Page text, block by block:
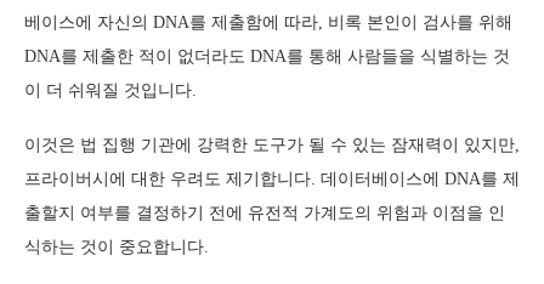
베이스에 자신의 DNA를 제출함에 따라, 비록 본인이 검사를 위해
DNA를 제출한 적이 없더라도 DNA를 통해 사람들을 식별하는 것
이 더 쉬워질 것입니다.
이것은 법 집행 기관에 강력한 도구가 될 수 있는 잠재력이 있지만,
프라이버시에 대한 우려도 제기합니다. 데이터베이스에 DNA를 제
출할지 여부를 결정하기 전에 유전적 가계도의 위험과 이점을 인
식하는 것이 중요합니다.